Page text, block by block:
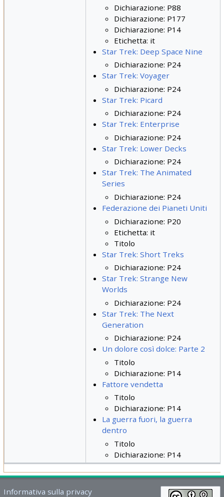
Dichiarazione: P88
Dichiarazione: P177
Dichiarazione: P14
Etichetta: it
Star Trek: Deep Space Nine
Dichiarazione: P24
Star Trek: Voyager
Dichiarazione: P24
Star Trek: Picard
Dichiarazione: P24
Star Trek: Enterprise
Dichiarazione: P24
Star Trek: Lower Decks
Dichiarazione: P24
Star Trek: The Animated
Series
Dichiarazione: P24
Federazione dei Pianeti Uniti
Dichiarazione: P20
Etichetta: it
Titolo
Star Trek: Short Treks
Dichiarazione: P24
Star Trek: Strange New
Worlds
Dichiarazione: P24
Star Trek: The Next
Generation
Dichiarazione: P24
Un dolore così dolce: Parte 2
Titolo
Dichiarazione: P14
Fattore vendetta
Titolo
Dichiarazione: P14
La guerra fuori, la guerra
dentro
Titolo
Dichiarazione: P14
Informativa sulla privacy